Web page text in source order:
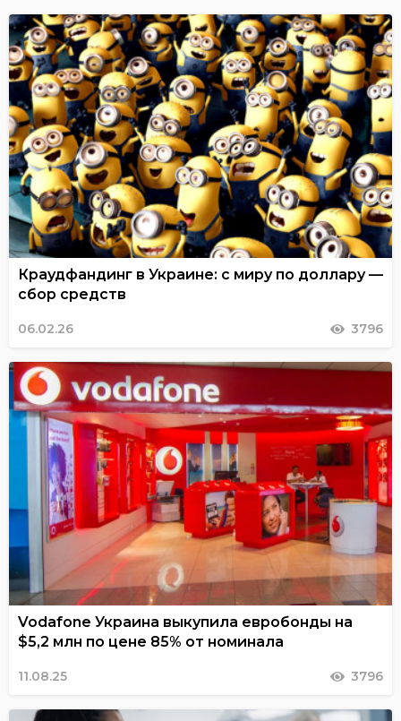
Краудфандинг в Украине: с миру по доллару —
сбор средств
06.02.26 3796
Vodafone Украина выкупила евробонды на
$5,2 млн по цене 85% от номинала
11.08.25 3796